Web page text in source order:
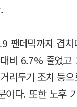
팬데믹까지 겹
비 6.7% 줄었고
리두기 조치 등
이다. 또한 노후